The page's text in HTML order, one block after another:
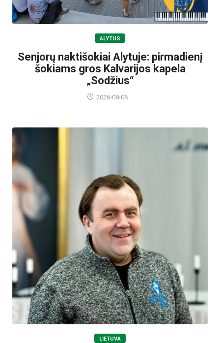
ALYTUS
Senjorų naktišokiai Alytuje: pirmadienį
šokiams gros Kalvarijos kapela
„Sodžius“
2026-08-06
LIETUVA